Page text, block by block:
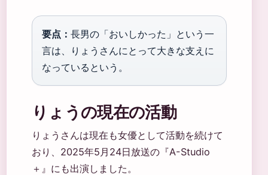
要点： 長男の「おいしかった」という一
言は、りょうさんにとって大きな支えに
なっているという。
りょうの現在の活動
りょうさんは現在も女優として活動を続けて
おり、2025年5月24日放送の『A-Studio
＋』にも出演しました。